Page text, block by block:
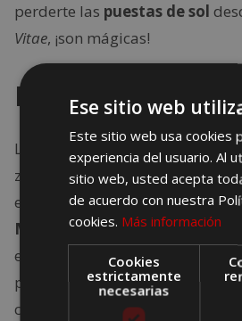
perderte las puestas de sol
Vitae, ¡son mágicas!
Rooftop Verbena
Lleno de vegetación y con un
zona
chill out, sofás y mesas al
el bar Verbena se ubicaen la
Monument, en Passeig de
este bar podrás disfrutar de
por Martín Berasategui, quien
completo su carácter en todos
Ese sitio web
Este sitio web usa cookies
experiencia del usuario. Al
sitio web, usted acepta
de acuerdo con nuestra
cookies. Más información
Cookies
estrictamente
necesarias